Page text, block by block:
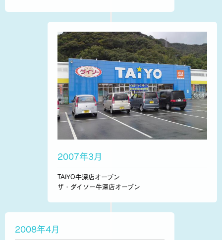
2007年3月
TAIYO牛深店オープン
ザ・ダイソー牛深店オープン
2008年4月